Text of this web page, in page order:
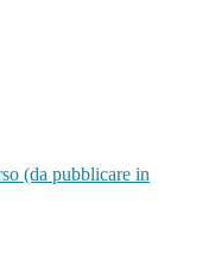
(da pubblicare in